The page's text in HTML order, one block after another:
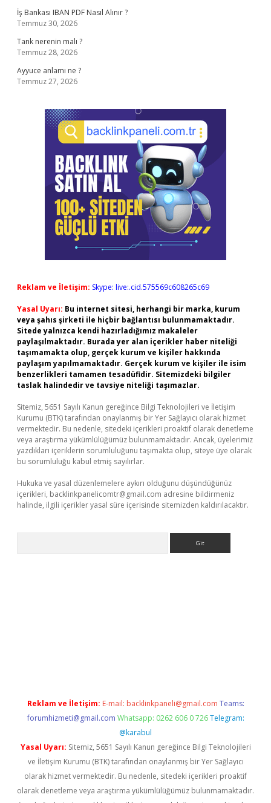
İş Bankası IBAN PDF Nasıl Alınır ?
Temmuz 30, 2026
Tank nerenin malı ?
Temmuz 28, 2026
Ayyuce anlamı ne ?
Temmuz 27, 2026
Reklam ve İletişim: Skype: live:.cid.575569c608265c69
Yasal Uyarı: Bu internet sitesi, herhangi bir marka, kurum
veya şahıs şirketi ile hiçbir bağlantısı bulunmamaktadır.
Sitede yalnızca kendi hazırladığımız makaleler
paylaşılmaktadır. Burada yer alan içerikler haber niteliği
taşımamakta olup, gerçek kurum ve kişiler hakkında
paylaşım yapılmamaktadır. Gerçek kurum ve kişiler ile isim
benzerlikleri tamamen tesadüfidir. Sitemizdeki bilgiler
taslak halindedir ve tavsiye niteliği taşımazlar.
Sitemiz, 5651 Sayılı Kanun gereğince Bilgi Teknolojileri ve İletişim
Kurumu (BTK) tarafından onaylanmış bir Yer Sağlayıcı olarak hizmet
vermektedir. Bu nedenle, sitedeki içerikleri proaktif olarak denetleme
veya araştırma yükümlülüğümüz bulunmamaktadır. Ancak, üyelerimiz
yazdıkları içeriklerin sorumluluğunu taşımakta olup, siteye üye olarak
bu sorumluluğu kabul etmiş sayılırlar.
Hukuka ve yasal düzenlemelere aykırı olduğunu düşündüğünüz
içerikleri, backlinkpanelicomtr@gmail.com adresine bildirmeniz
halinde, ilgili içerikler yasal süre içerisinde sitemizden kaldırılacaktır.
Reklam ve İletişim: E-mail: backlinkpaneli@gmail.com Teams:
forumhizmeti@gmail.com Whatsapp: 0262 606 0 726 Telegram:
@karabul
Yasal Uyarı: Sitemiz, 5651 Sayılı Kanun gereğince Bilgi Teknolojileri
ve İletişim Kurumu (BTK) tarafından onaylanmış bir Yer Sağlayıcı
olarak hizmet vermektedir. Bu nedenle, sitedeki içerikleri proaktif
olarak denetleme veya araştırma yükümlülüğümüz bulunmamaktadır.